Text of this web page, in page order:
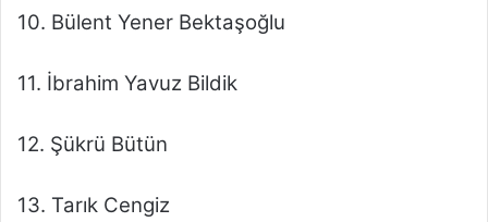
10. Bülent Yener Bektaşoğlu
11. İbrahim Yavuz Bildik
12. Şükrü Bütün
13. Tarık Cengiz